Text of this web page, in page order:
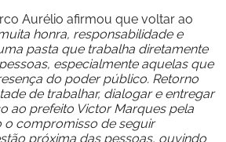
Aurélio afirmou que voltar ao
honra, responsabilidade e
pasta que trabalha diretamente
especialmente aquelas que
do poder público. Retorno
de trabalhar, dialogar e entregar
ao prefeito Victor Marques pela
o compromisso de seguir
próxima das pessoas, ouvindo